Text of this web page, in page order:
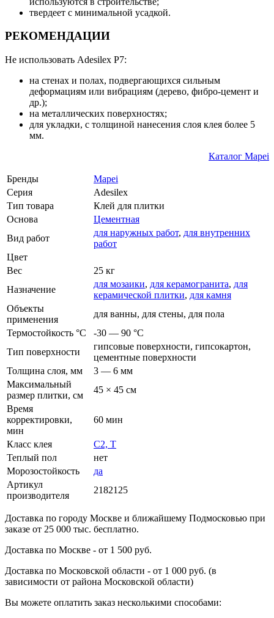
твердеет с минимальной усадкой.
РЕКОМЕНДАЦИИ
Не использовать Adesilex P7:
на стенах и полах, подвергающихся сильным
деформациям или вибрациям (дерево, фибро-цемент и
др.);
на металлических поверхностях;
для укладки, с толщиной нанесения слоя клея более 5
мм.
Каталог Mapei
Бренды
Mapei
Серия
Adesilex
Тип товара
Клей для плитки
Основа
Цементная
Вид работ
для наружных работ, для внутренних
работ
Цвет
Вес
25 кг
Назначение
для мозаики, для керамогранита, для
керамической плитки, для камня
Объекты
применения
для ванны, для стены, для пола
Термостойкость °С
-30 — 90 °C
Тип поверхности
гипсовые поверхности, гипсокартон,
цементные поверхности
Толщина слоя, мм
3 — 6 мм
Максимальный
размер плитки, см
45 × 45 см
Время
корректировки,
мин
60 мин
Класс клея
C2, T
Теплый пол
нет
Морозостойкость
да
Артикул
производителя
2182125
Доставка по городу Москве и ближайшему Подмосковью при
заказе от 25 000 тыс. бесплатно.
Доставка по Москве - от 1 500 руб.
Доставка по Московской области - от 1 000 руб. (в
зависимости от района Московской области)
Вы можете оплатить заказ несколькими способами: